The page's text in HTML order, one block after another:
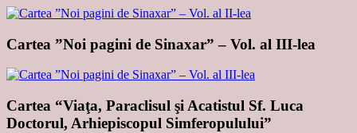
Cartea ”Noi pagini de Sinaxar” – Vol. al III-lea
Cartea “Viaţa, Paraclisul şi Acatistul Sf. Luca
Doctorul, Arhiepiscopul Simferopulului”